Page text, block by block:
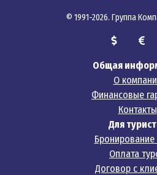
© 1991-2026. Группа
Общая
О
Финансовые
Контакты
Для
Бронирование
Оплата
Договор с